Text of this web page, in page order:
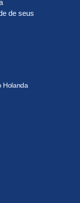
de seus
Holanda